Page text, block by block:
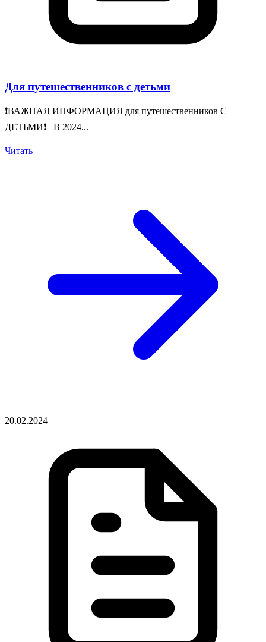
Для путешественников с детьми
❗️ВАЖНАЯ ИНФОРМАЦИЯ для путешественников С
ДЕТЬМИ❗️ В 2024...
Читать
20.02.2024